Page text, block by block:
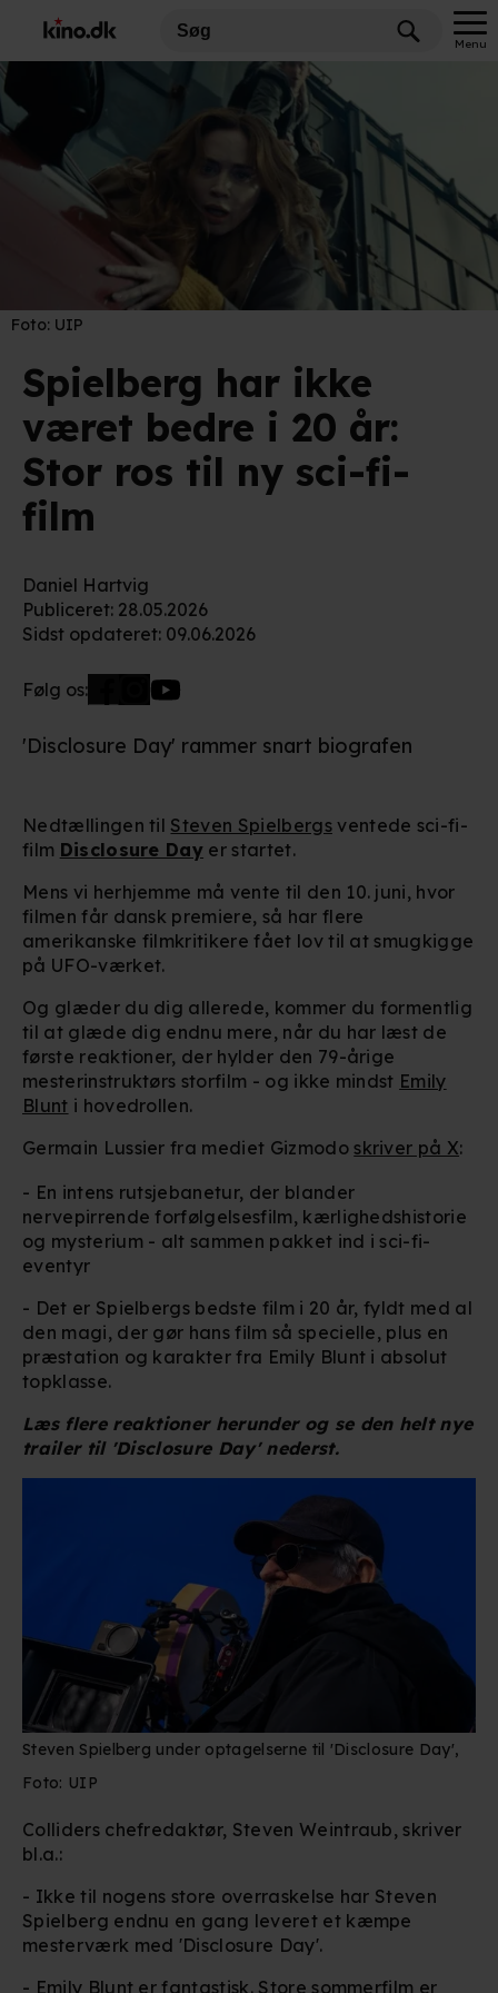
Menu
Foto: UIP
Spielberg har ikke
været bedre i 20 år:
Stor ros til ny sci-fi-
film
Daniel Hartvig
Publiceret: 28.05.2026
Sidst opdateret: 09.06.2026
Følg os:
'Disclosure Day' rammer snart biografen
Nedtællingen til Steven Spielbergsventede sci-fi-
film Disclosure Day er startet.
Mens vi herhjemme må vente til den 10. juni, hvor
filmen får dansk premiere, så har flere
amerikanske filmkritikere fået lov til at smugkigge
på UFO-værket.
Og glæder du dig allerede, kommer du formentlig
til at glæde dig endnu mere, når du har læst de
første reaktioner, der hylder den 79-årige
mesterinstruktørs storfilm - og ikke mindst Emily
Blunt i hovedrollen.
Germain Lussier fra mediet Gizmodoskriver på X:
- En intens rutsjebanetur, der blander
nervepirrende forfølgelsesfilm, kærlighedshistorie
og mysterium - alt sammen pakket ind i sci-fi-
eventyr
- Det er Spielbergs bedste film i 20 år, fyldt med al
den magi, der gør hans film så specielle, plus en
præstation og karakter fra Emily Blunt i absolut
topklasse.
Læs flere reaktioner herunder og se den helt nye
trailer til 'Disclosure Day' nederst.
Steven Spielberg under optagelserne til 'Disclosure Day',
Foto: UIP
Colliders chefredaktør, Steven Weintraub, skriver
bl.a.:
- Ikke til nogens store overraskelse har Steven
Spielberg endnu en gang leveret et kæmpe
mesterværk med 'Disclosure Day'.
- Emily Blunt er fantastisk. Store sommerfilm er